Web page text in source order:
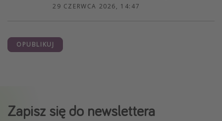
29 CZERWCA 2026, 14:47
OPUBLIKUJ
Zapisz się do newslettera